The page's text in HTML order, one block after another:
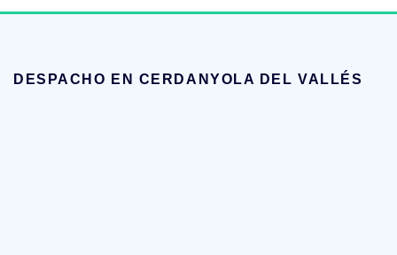
DESPACHO EN CERDANYOLA DEL VALLÉS